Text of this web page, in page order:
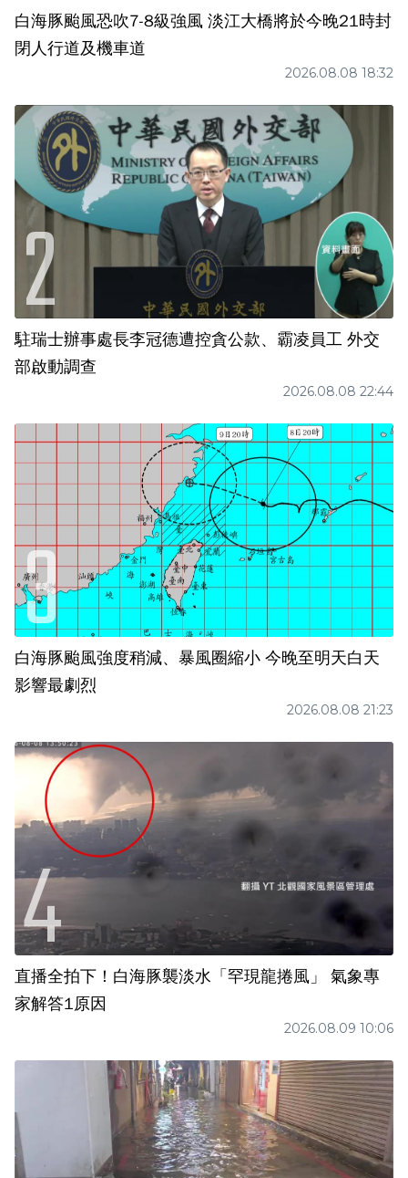
白海豚颱風恐吹7-8級強風 淡江大橋將於今晚21時封
閉人行道及機車道
2026.08.08 18:32
駐瑞士辦事處長李冠德遭控貪公款、霸凌員工 外交
部啟動調查
2026.08.08 22:44
白海豚颱風強度稍減、暴風圈縮小 今晚至明天白天
影響最劇烈
2026.08.08 21:23
直播全拍下！白海豚襲淡水「罕現龍捲風」 氣象專
家解答1原因
2026.08.09 10:06